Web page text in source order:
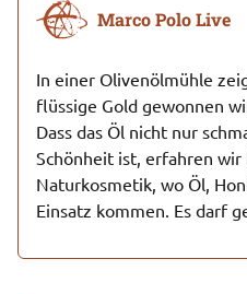
Marco Polo Live
In einer Olivenölmühle
flüssige Gold gewonnen
Dass das Öl nicht nur
Schönheit ist, erfahren
Naturkosmetik, wo Öl,
Einsatz kommen. Es darf